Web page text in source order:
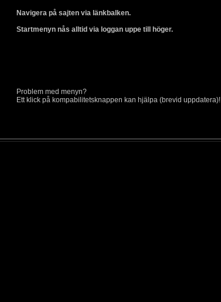
Navigera på sajten via länkbalken.
Startmenyn nås alltid via loggan uppe till höger.
Problem med menyn?
Ett klick på kompabilitetsknappen kan hjälpa (brevid uppdatera)!